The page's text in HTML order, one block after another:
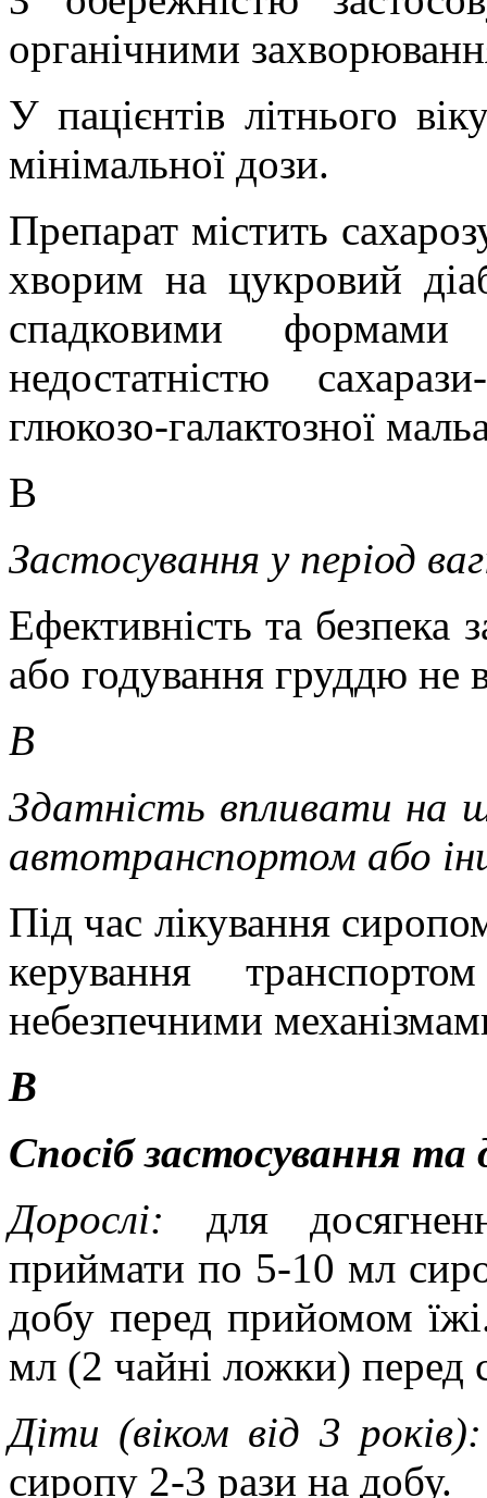
органічними
У пацієнтів літнього
мінімальної дози.
Препарат містить
хворим на цукровий
спадковими формами
недостатністю
глюкозо-галактозної
В
Застосування у період
Ефективність та безпека
або годування груддю не
В
Здатність впливати на
автотранспортом або
Під час лікування
керування
небезпечними
В
Спосіб застосування та
Дорослі: для
приймати по 5-10 мл
добу перед прийомом
мл (2 чайні ложки) перед
Діти (віком від 3 років):
сиропу 2-3 рази на добу.